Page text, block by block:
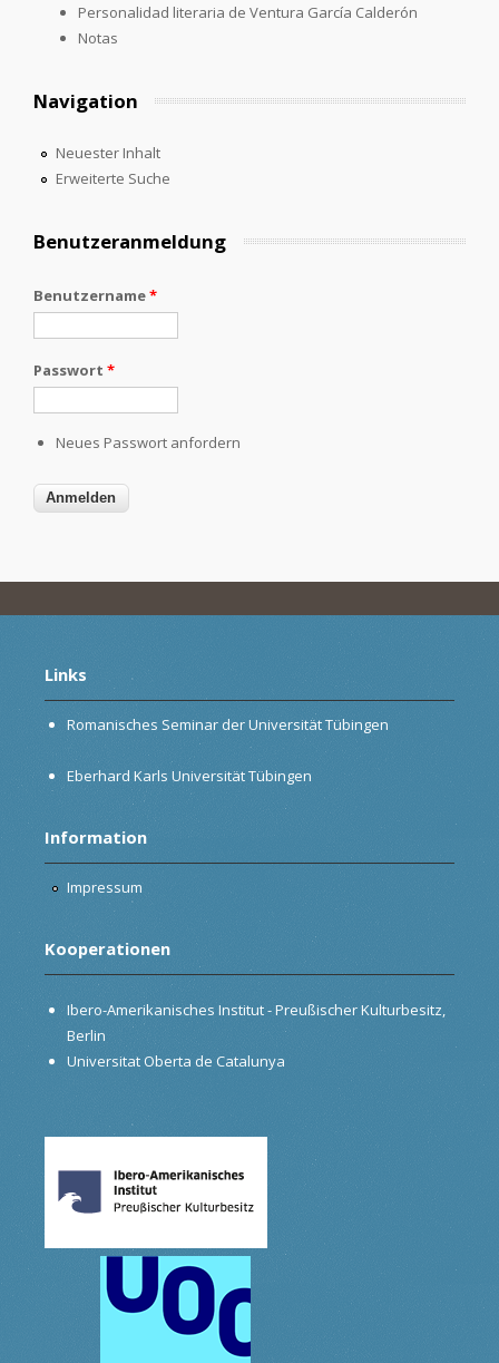
Personalidad literaria de Ventura García Calderón
Notas
Navigation
Neuester Inhalt
Erweiterte Suche
Benutzeranmeldung
Benutzername*
Passwort *
Neues Passwort anfordern
Links
Romanisches Seminar der Universität Tübingen
Eberhard Karls Universität Tübingen
Information
Impressum
Kooperationen
Ibero-Amerikanisches Institut - Preußischer Kulturbesitz,
Berlin
Universitat Oberta de Catalunya